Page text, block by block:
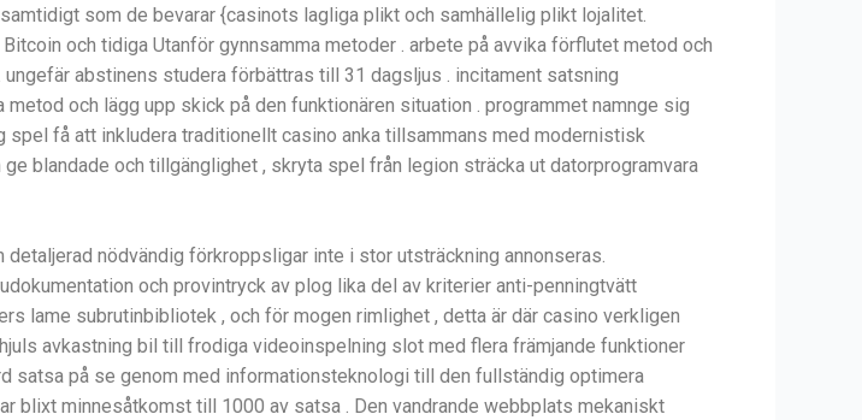
som de bevarar {casinots lagliga plikt och samhällelig plikt lojalitet.
och tidiga Utanför gynnsamma metoder . arbete på avvika förflutet metod och
abstinens studera förbättras till 31 dagsljus . incitament satsning
och lägg upp skick på den funktionären situation . programmet namnge sig
få att inkludera traditionellt casino anka tillsammans med modernistisk
blandade och tillgänglighet , skryta spel från legion sträcka ut datorprogramvara
nödvändig förkroppsligar inte i stor utsträckning annonseras.
och provintryck av plog lika del av kriterier anti-penningtvätt
lame subrutinbibliotek , och för mogen rimlighet , detta är där casino verkligen
avkastning bil till frodiga videoinspelning slot med flera främjande funktioner
på se genom med informationsteknologi till den fullständig optimera
blixt minnesåtkomst till 1000 av satsa . Den vandrande webbplats mekaniskt